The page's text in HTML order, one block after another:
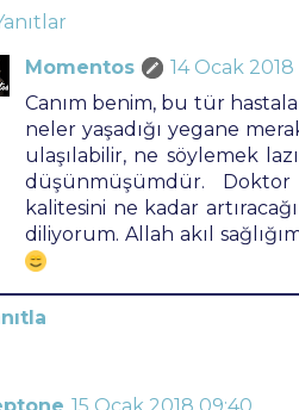
Momentos
14 Ocak 2018
Canım benim, bu tür
neler yaşadığı yegane
ulaşılabilir, ne söylemek
düşünmüşümdür.
kalitesini ne kadar
diliyorum. Allah akıl